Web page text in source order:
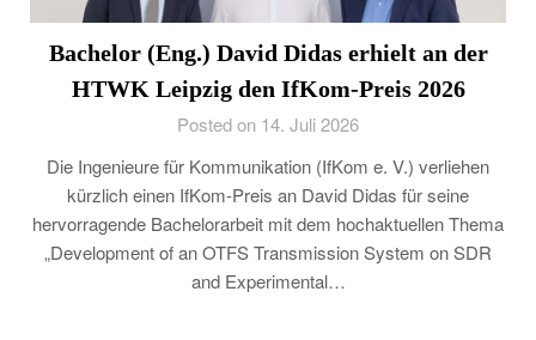
Bachelor (Eng.) David Didas erhielt an der
HTWK Leipzig den IfKom-Preis 2026
Posted on 14. Juli 2026
Die Ingenieure für Kommunikation (IfKom e. V.) verliehen
kürzlich einen IfKom-Preis an David Didas für seine
hervorragende Bachelorarbeit mit dem hochaktuellen Thema
„Development of an OTFS Transmission System on SDR
and Experimental…